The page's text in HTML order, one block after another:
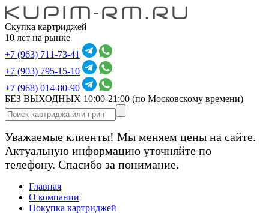
Скупка картриджей
10 лет на рынке
+7 (963) 711-73-41
+7 (903) 795-15-10
+7 (968) 014-80-90
БЕЗ ВЫХОДНЫХ 10:00-21:00 (по Московскому времени)
Уважаемые клиенты! Мы меняем цены на сайте.
Актуальную информацию уточняйте по
телефону. Спасибо за понимание.
Главная
О компании
Покупка картриджей